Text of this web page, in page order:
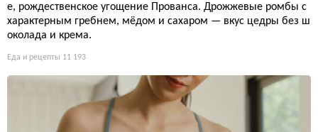
е, рождественское угощение Прованса. Дрожжевые ромбы с
характерным гребнем, мёдом и сахаром — вкус цедры без ш
околада и крема.
Еда и рецепты 11 193